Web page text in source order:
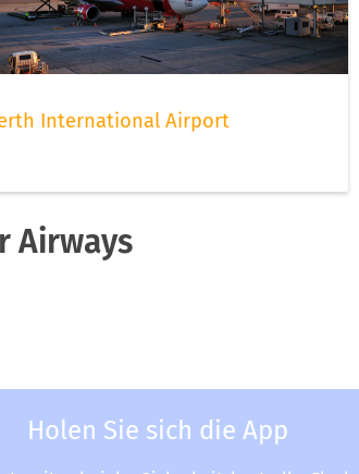
International Airport
Airways
Holen Sie sich die App